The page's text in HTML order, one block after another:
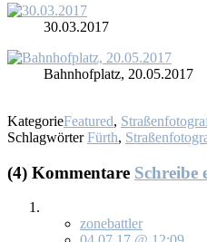
30.03.2017
Bahn­hof­platz, 20.05.2017
KategorieFeatured,
Schlagwörter Fürth,
(4) Kommentare Schreibe
zonebattler